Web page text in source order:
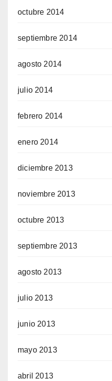
octubre 2014
septiembre 2014
agosto 2014
julio 2014
febrero 2014
enero 2014
diciembre 2013
noviembre 2013
octubre 2013
septiembre 2013
agosto 2013
julio 2013
junio 2013
mayo 2013
abril 2013